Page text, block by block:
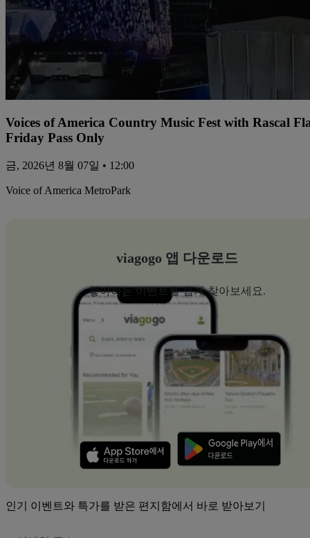
Voices of America Country Music Fest with Rascal
Friday Pass Only
금, 2026년 8월 07일 • 12:00
Voice of America MetroPark
viagogo 앱 다운로드
좋아하는 이벤트를 쉽게 찾아보세요.
인기 이벤트와 특가를 받은 편지함에서 바로 받아보기